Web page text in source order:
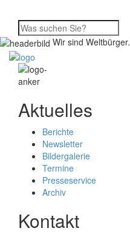
Wir sind Weltbürger.
Aktuelles
Berichte
Newsletter
Bildergalerie
Termine
Presseservice
Archiv
Kontakt